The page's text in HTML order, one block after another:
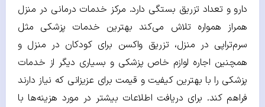
دارو و تعداد تزریق بستگی دارد. مرکز خدمات درمانی در منزل
همراز همواره تلاش می‌کند بهترین خدمات پزشکی مثل
سرم‌تراپی در منزل، تزریق واکسن برای کودکان در منزل و
همچنین اجاره لوازم خاص پزشکی و بسیاری دیگر از خدمات
پزشکی را با بهترین کیفیت و قیمت برای عزیزانی که نیاز دارند
فراهم کند. برای دریافت اطلاعات بیشتر در مورد هزینه‌ها با